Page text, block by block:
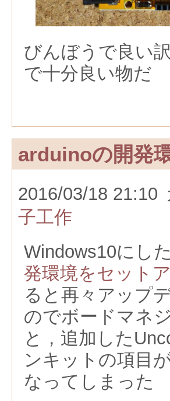
びんぼうで良い
で十分良い物だ
arduinoの開発
2016/03/18 21:10
子工作
Windows10にし
発環境をセット
ると再々アップ
のでボードマネ
と，追加した
ンキットの項目
なってしまった